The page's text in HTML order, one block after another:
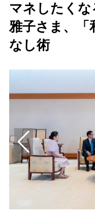
マネしたく
雅子さま、「
なし術